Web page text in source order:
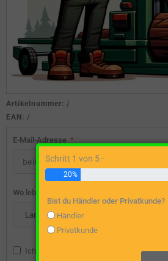
Artikelnummer: /
EAN: /
E-Mail-Adresse
Wo lebst du?
Ich bin damit einverstanden, dass die
Schritt 1 von 5 -
20%
Bist du Händler oder Privatkunde?
Händler
Privatkunde